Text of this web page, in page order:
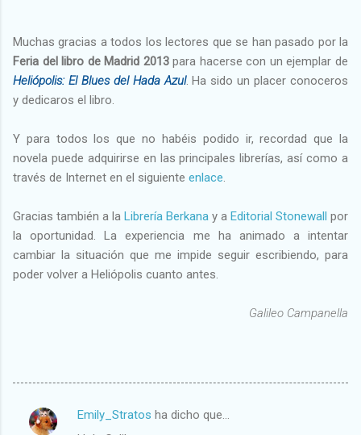
Muchas gracias a todos los lectores que se han pasado por la
Feria del libro de Madrid 2013para hacerse con un ejemplar de
Heliópolis: El Blues del Hada Azul. Ha sido un placer conoceros
y dedicaros el libro.
Y para todos los que no habéis podido ir, recordad que la
novela puede adquirirse en las principales librerías, así como a
través de Internet en el siguiente enlace.
Gracias también a la Librería Berkana y a Editorial Stonewall por
la oportunidad. La experiencia me ha animado a intentar
cambiar la situación que me impide seguir escribiendo, para
poder volver a Heliópolis cuanto antes.
Galileo Campanella
C
Emily_Stratos ha dicho que…